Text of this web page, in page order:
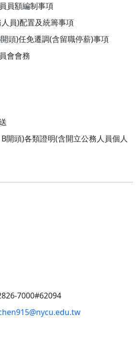
員額編制事項
員)配置及統籌事項
頭)任免遷調(含留職停薪)事項
會會務
開頭)各類證明(含開立公務人員個人
7000#62094